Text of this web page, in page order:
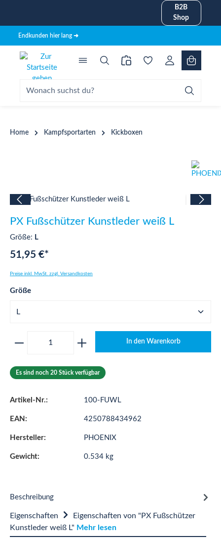
B2B
Shop
Endkunden hier lang ➜
Home Kampfsportarten Kickboxen
Bildergalerie überspringen
PX Fußschützer Kunstleder weiß L
Größe: L
51,95 €*
Preise inkl. MwSt. zzgl. Versandkosten
Größeauswählen
Produkt Anzahl: Gib den gewünschten
In den Warenkorb
Es sind noch 20 Stück verfügbar
Artikel-Nr.: 100-FUWL
EAN: 4250788434962
Hersteller: PHOENIX
Gewicht: 0.534 kg
Beschreibung
Eigenschaften
Eigenschaften von "PX Fußschützer
Kunstleder weiß L" Mehr lesen